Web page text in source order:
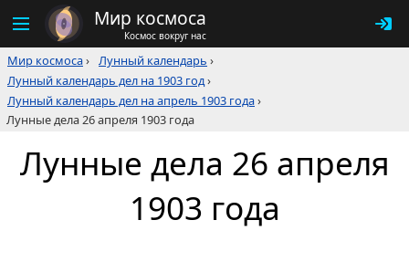
Мир космоса
Космос вокруг нас
Мир космоса› Лунный календарь ›
Лунный календарь дел на 1903 год›
Лунный календарь дел на апрель 1903 года›
Лунные дела 26 апреля 1903 года
Лунные дела 26 апреля
1903 года